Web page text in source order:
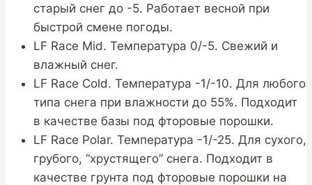
старый снег до -5. Работает весной при
быстрой смене погоды.
LF Race Mid. Температура 0/-5. Свежий и
влажный снег.
LF Race Cold. Температура -1/-10. Для любого
типа снега при влажности до 55%. Подходит
в качестве базы под фторовые порошки.
LF Race Polar. Температура -1/-25. Для сухого,
грубого, “хрустящего” снега. Подходит в
качестве грунта под фторовые порошки на